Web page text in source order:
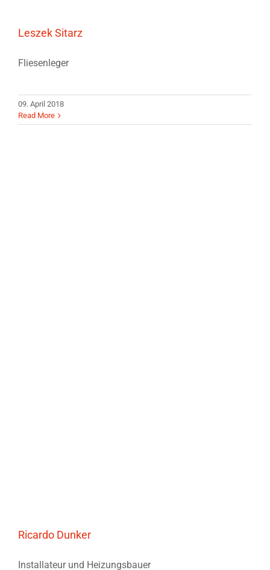
Leszek Sitarz
Fliesenleger
09. April 2018
Read More
Ricardo Dunker
Installateur und Heizungsbauer